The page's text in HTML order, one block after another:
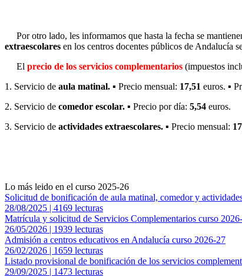
Por otro lado, les informamos que hasta la fecha se
extraescolares en los centros docentes públicos de Andalucía
El precio de los servicios complementarios (impuestos
1. Servicio de aula matinal. ▪ Precio mensual: 17,51 euros. ▪
2. Servicio de comedor escolar. ▪ Precio por día: 5,54 euros.
3. Servicio de actividades extraescolares. ▪ Precio mensual:
Lo más leido en el curso 2025-26
Solicitud de bonificación de aula matinal, comedor y
28/08/2025 | 4169 lecturas
Matrícula y solicitud de Servicios Complementarios curso
26/05/2026 | 1939 lecturas
Admisión a centros educativos en Andalucía curso 2026-27
26/02/2026 | 1659 lecturas
Listado provisional de bonificación de los servicios
29/09/2025 | 1473 lecturas